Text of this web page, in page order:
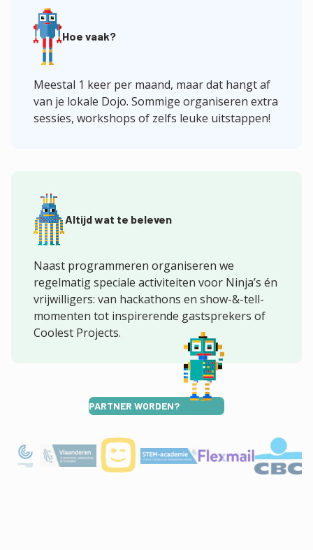
Hoe vaak?
Meestal 1 keer per maand, maar dat hangt af
van je lokale Dojo. Sommige organiseren extra
sessies, workshops of zelfs leuke uitstappen!
Altijd wat te beleven
Naast programmeren organiseren we
regelmatig speciale activiteiten voor Ninja’s én
vrijwilligers: van hackathons en show-&-tell-
momenten tot inspirerende gastsprekers of
Coolest Projects.
PARTNER WORDEN?